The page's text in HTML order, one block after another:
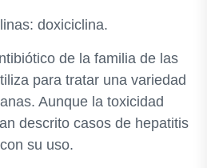
doxiciclina.
de la familia de las
para tratar una variedad
Aunque la toxicidad
descrito casos de hepatitis
su uso.